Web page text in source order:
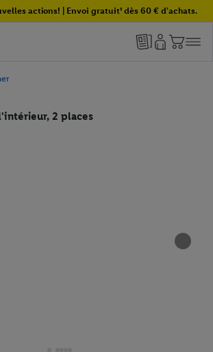
actions! | Envoi gratuit¹ dès 60 € d'achats.
2 places